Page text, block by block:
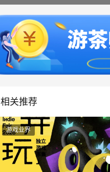
相关推荐
游戏业界